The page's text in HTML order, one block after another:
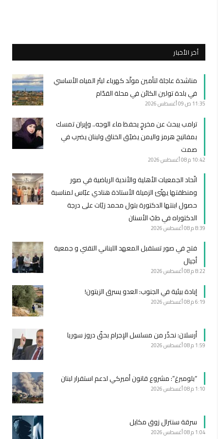
أخر الأخبار
مناشدة عاجلة لتأمين مولّد كهرباء لبئر المياه الأساسي
في بلدة تولين الكائن في محلة القدّام
11:35 ص 09 أغسطس 2026
ترامب يبحث عن مخرجٍ يحفظ ماء الوجه.. وإيران تمسك
بمفاتيح هرمز واليمن يضيّق الخناق ولبنان يضرب في
صمت
10:42 م 08 أغسطس 2026
اتّحاد الجمعيات الأهلية والأندية الرياضية في صور
ومنطقتها يهنّئ الزميلة الأستاذة هنادي عبّاس لمناسبة
حصول ابنتها الدكتورة بتول محمد زيّات على درجة
الدكتوراه في طبّ الأسنان
8:39 م 08 أغسطس 2026
فتح في صور تستقبل المعهد اللبناني التقني و جمعية
أجيال
8:22 م 08 أغسطس 2026
إبادة بيئية في الجنوب: العدو يسرق الزيتون!
6:19 م 08 أغسطس 2026
أرسلان: نحذّر من مسلسل الإجرام بحقّ دروز سوريا
1:59 م 08 أغسطس 2026
“بلومبرغ”: مشروع قانون أميركي لدعم استقرار لبنان
1:10 م 08 أغسطس 2026
سرقة سنترال زوق مكايل
1:04 م 08 أغسطس 2026